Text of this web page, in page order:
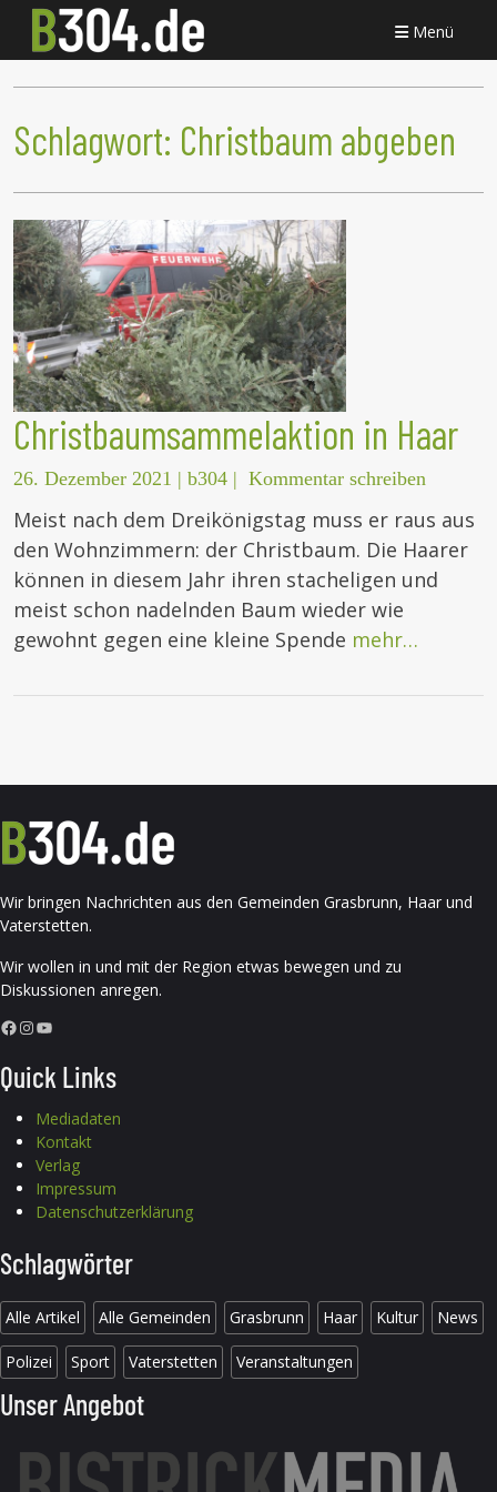
Menü
Schlagwort: Christbaum abgeben
Christbaumsammelaktion in Haar
26. Dezember 2021 | b304 | Kommentar schreiben
Meist nach dem Dreikönigstag muss er raus aus
den Wohnzimmern: der Christbaum. Die Haarer
können in diesem Jahr ihren stacheligen und
meist schon nadelnden Baum wieder wie
gewohnt gegen eine kleine Spende mehr…
Wir bringen Nachrichten aus den Gemeinden Grasbrunn, Haar und
Vaterstetten.
Wir wollen in und mit der Region etwas bewegen und zu
Diskussionen anregen.
Facebook InstagramYouTube
Quick Links
Mediadaten
Kontakt
Verlag
Impressum
Datenschutzerklärung
Schlagwörter
Alle Artikel Alle Gemeinden Grasbrunn Haar Kultur News
Polizei Sport Vaterstetten Veranstaltungen
Unser Angebot